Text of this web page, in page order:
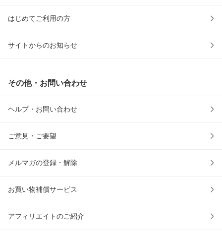
はじめてご利用の方
サイトからのお知らせ
その他・お問い合わせ
ヘルプ・お問い合わせ
ご意見・ご要望
メルマガの登録・解除
お買い物補償サービス
アフィリエイトのご紹介